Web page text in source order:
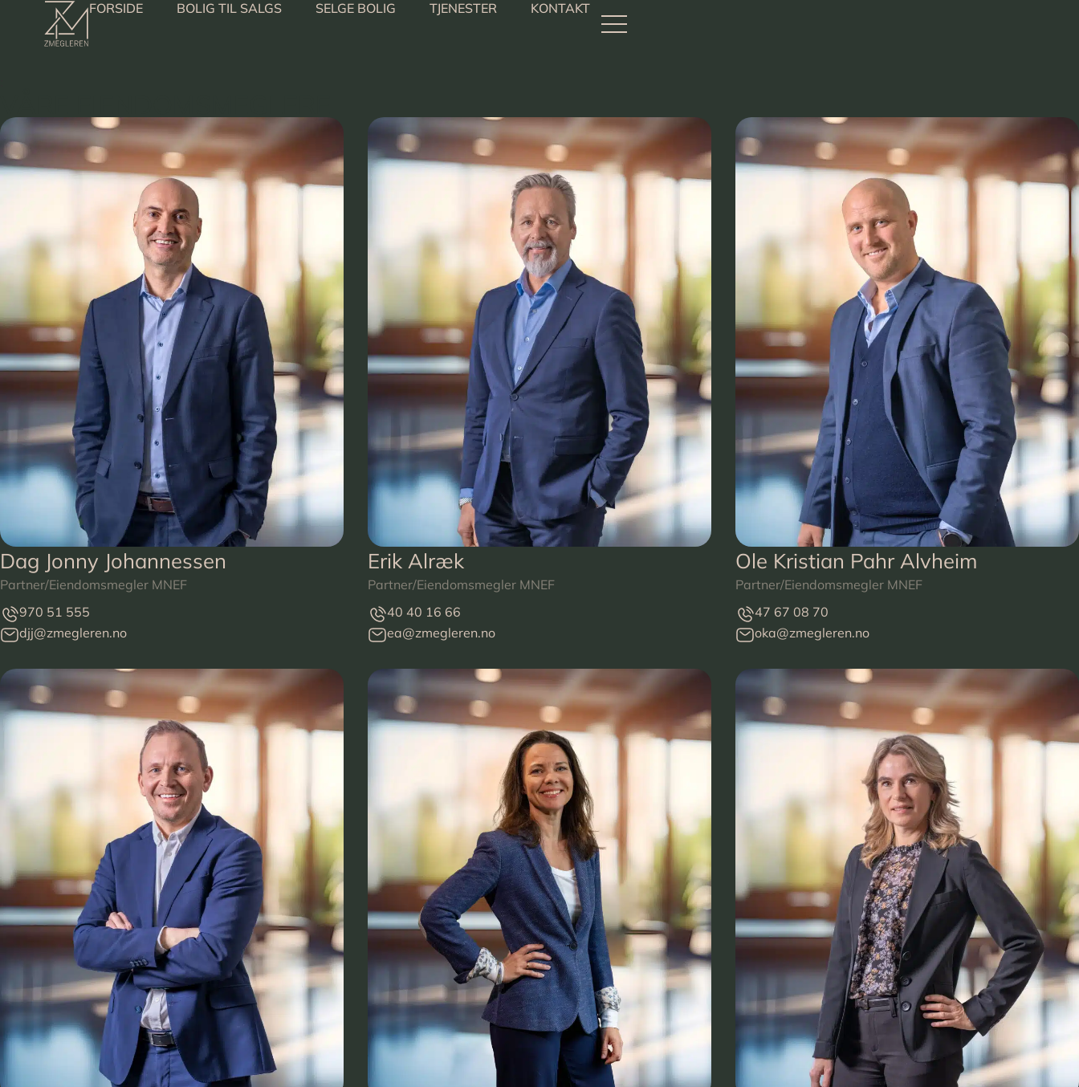
FORSIDE BOLIG TIL SALGS SELGE BOLIG TJENESTER KONTAKT
Dag Jonny Johannessen
Partner/Eiendomsmegler MNEF
970 51 555
djj@zmegleren.no
Erik Alræk
Partner/Eiendomsmegler MNEF
40 40 16 66
ea@zmegleren.no
Ole Kristian Pahr Alvheim
Partner/Eiendomsmegler MNEF
47 67 08 70
oka@zmegleren.no